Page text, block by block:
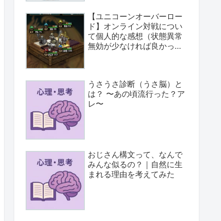
【ユニコーンオーバーロー
ド】オンライン対戦につい
て個人的な感想（状態異常
無効が少なければ良かっ
うさうさ診断（うさ脳）と
は？ 〜あの頃流行った？ア
レ〜
おじさん構文って、なんで
みんな似るの？｜自然に生
まれる理由を考えてみた